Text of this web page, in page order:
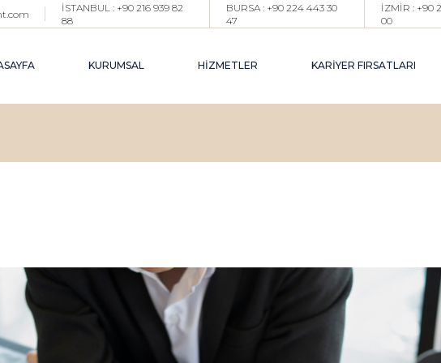
İSTANBUL : +90 216 939 82
88
BURSA : +90 224 443 30
47
İZMİR : +90
00
KURUMSAL
EKIBIMIZ
HİZMETLER
EXECUTIVE İŞE ALIM
KARIYER YÖNETIMI DANIŞMANLIĞI
GEÇICI İK YÖNETIM DESTEĞI
(INTERIM HR)
KARİYER FIRSATLARI
EKIBIMIZ EXECUTIVE